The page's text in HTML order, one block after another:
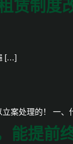
赁制度
[…]
案处理的！ 一、
能提前